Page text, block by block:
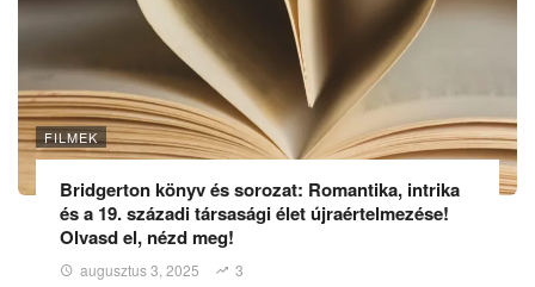
FILMEK
Bridgerton könyv és sorozat: Romantika, intrika
és a 19. századi társasági élet újraértelmezése!
Olvasd el, nézd meg!
augusztus 3, 2025 3